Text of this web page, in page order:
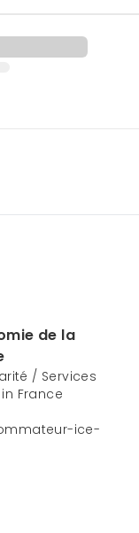
de la
/ Services
France
ice-